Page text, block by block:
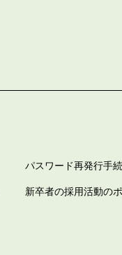
パスワード再発行手
新卒者の採用活動の